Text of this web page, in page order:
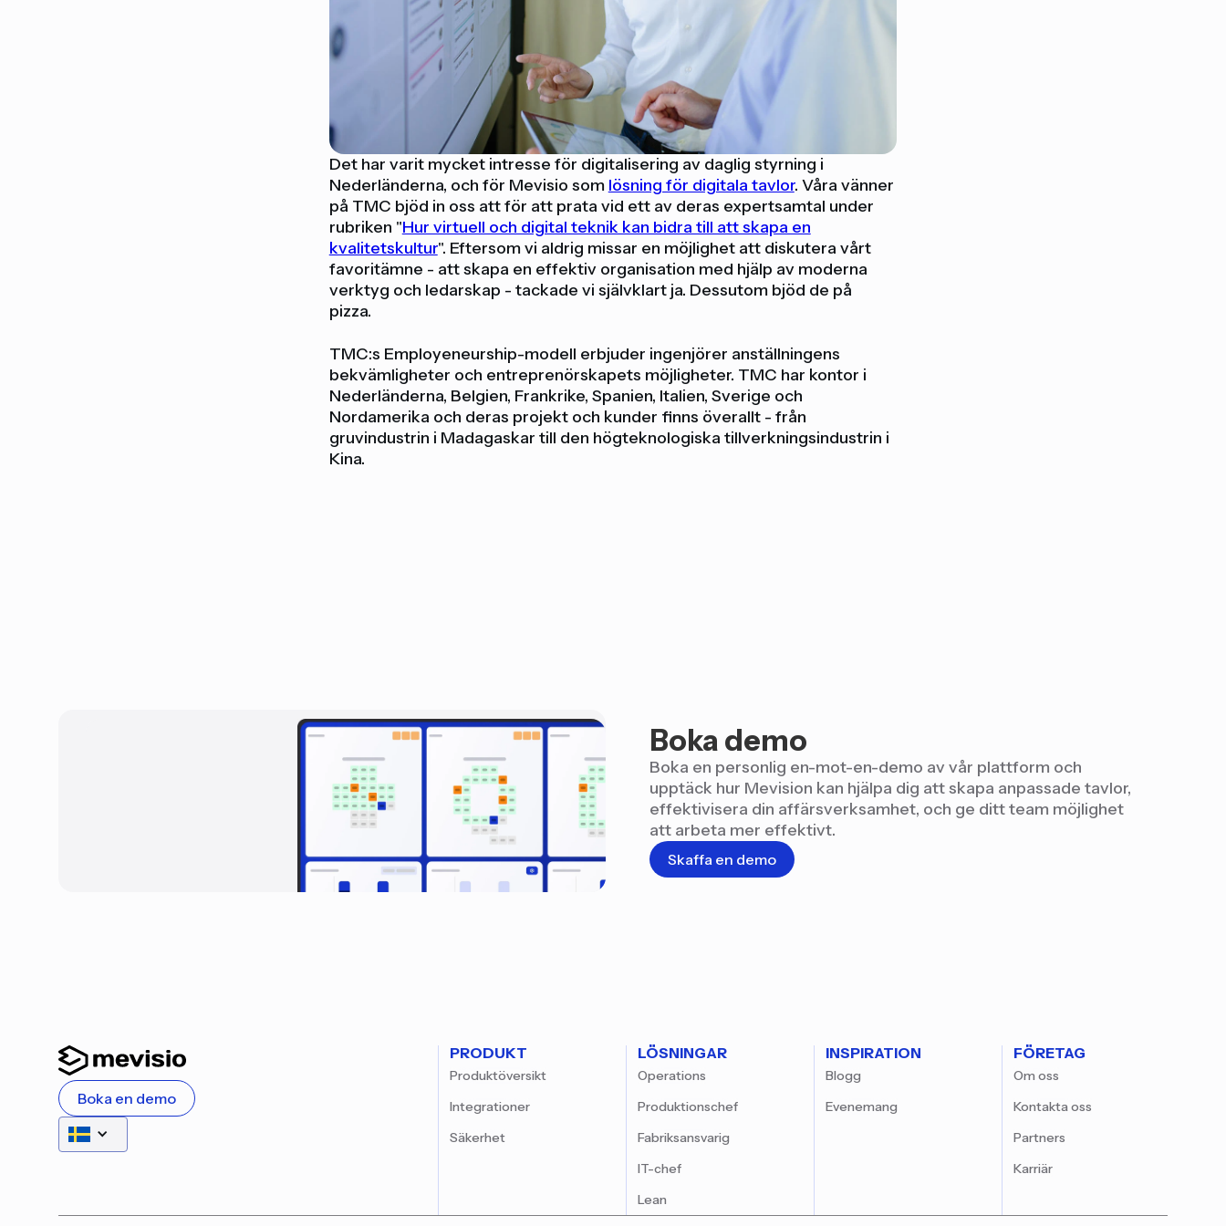
Det har varit mycket intresse för digitalisering av daglig styrning i
Nederländerna, och för Mevisio som lösning för digitala tavlor. Våra vänner
på TMC bjöd in oss att för att prata vid ett av deras expertsamtal under
rubriken "Hur virtuell och digital teknik kan bidra till att skapa en
kvalitetskultur". Eftersom vi aldrig missar en möjlighet att diskutera vårt
favoritämne - att skapa en effektiv organisation med hjälp av moderna
verktyg och ledarskap - tackade vi självklart ja. Dessutom bjöd de på
pizza.
TMC:s Employeneurship-modell erbjuder ingenjörer anställningens
bekvämligheter och entreprenörskapets möjligheter. TMC har kontor i
Nederländerna, Belgien, Frankrike, Spanien, Italien, Sverige och
Nordamerika och deras projekt och kunder finns överallt - från
gruvindustrin i Madagaskar till den högteknologiska tillverkningsindustrin i
Kina.
Boka demo
Boka en personlig en-mot-en-demo av vår plattform och
upptäck hur Mevision kan hjälpa dig att skapa anpassade tavlor,
effektivisera din affärsverksamhet, och ge ditt team möjlighet
att arbeta mer effektivt.
Skaffa en demo
Boka en demo
PRODUKT
Produktöversikt
Integrationer
Säkerhet
LÖSNINGAR
Operations
Produktionschef
Fabriksansvarig
IT-chef
Lean
INSPIRATION
Blogg
Evenemang
FÖRETAG
Om oss
Kontakta oss
Partners
Karriär